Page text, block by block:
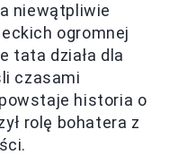
niewątpliwie
ogromnej
tata działa dla
czasami
historia o
rolę bohatera z